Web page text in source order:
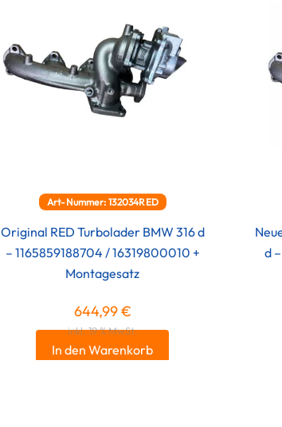
Art-Nummer: 132034RED
Original RED Turbolader BMW 316 d
– 1165859188704 / 16319800010 +
Montagesatz
644,99€
inkl. 19 % MwSt.
In den Warenkorb
d